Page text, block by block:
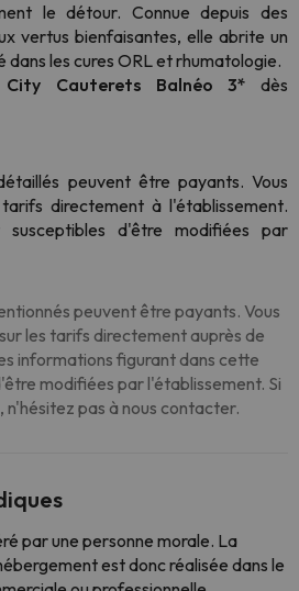
le détour. Connue depuis des
vertus bienfaisantes, elle abrite un
les cures ORL et rhumatologie.
Cauterets Balnéo 3* dès
peuvent être payants. Vous
directement à l'établissement.
susceptibles d'être modifiées par
peuvent être payants. Vous
les tarifs directement auprès de
informations figurant dans cette
modifiées par l'établissement. Si
n'hésitez pas à nous contacter.
par une personne morale. La
est donc réalisée dans le